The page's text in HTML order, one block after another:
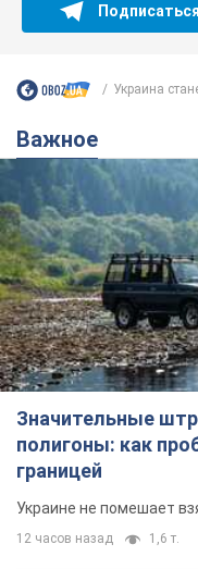
Подписаться
Украина
Важное
Значительные
полигоны: как
границей
Украине не помешает
12 часов назад 1,6 т.